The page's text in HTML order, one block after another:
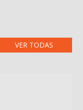
VER TODAS